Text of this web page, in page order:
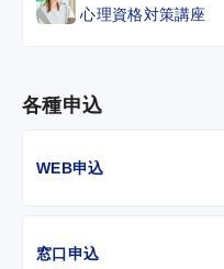
心理資格対策講座
各種申込
WEB申込
窓口申込